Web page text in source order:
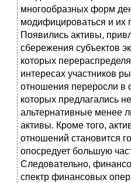
многообразных форм
модифицироваться и их
Появились активы,
сбережения субъектов
которых
интересах участников
отношения переросли в
которых предлагались
альтернативные менее
активы. Кроме того,
отношений становится
опосредует большую
Следовательно,
спектр финансовых